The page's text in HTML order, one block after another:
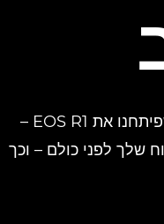
צילומי ספורט יכולים להיות תחרותיים לא פחות מהפעולה עצמה שעל המגרש. זו הסיבה שפיתחנו את EOS R1 –
שלך לפני כולם – וכך